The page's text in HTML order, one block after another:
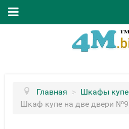
Главная > Шкафы купе
Шкаф купе на две двери №9